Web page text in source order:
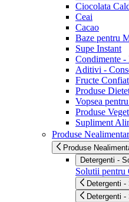
Ciocolata
Ceai
Cacao
Baze pentru
Supe Instant
Condimente
Aditivi -
Fructe
Produse
Vopsea
Produse
Supliment
Produse
Produse
Detergenti -
Solutii pentru
Detergenti
Detergenti